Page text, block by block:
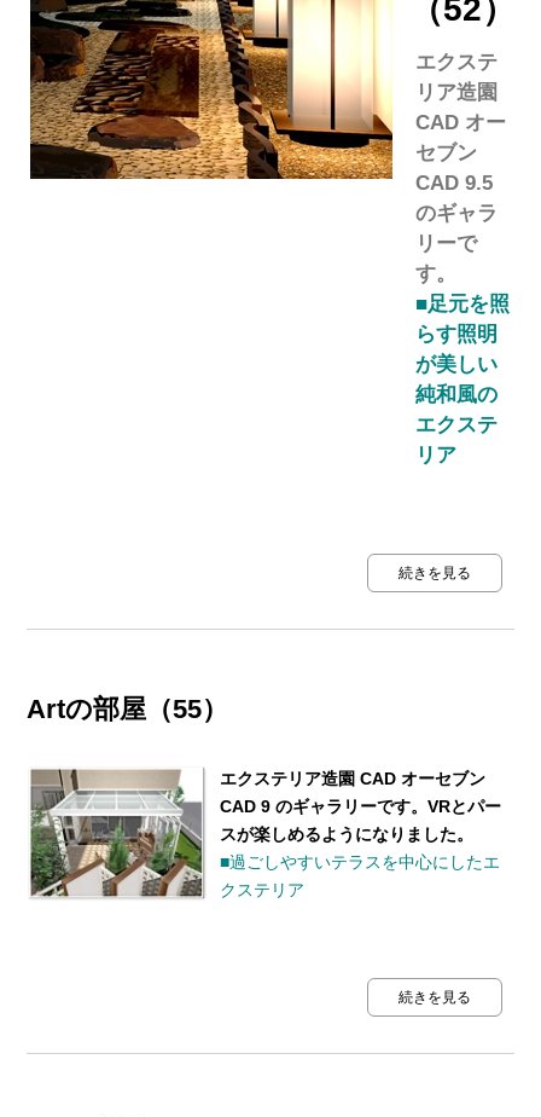
（52）
エクステ
リア造園
CAD オー
セブン
CAD 9.5
のギャラ
リーで
す。
■足元を照
らす照明
が美しい
純和風の
エクステ
リア
続きを見る
Artの部屋（55）
エクステリア造園 CAD オーセブン
CAD 9 のギャラリーです。VRとパー
スが楽しめるようになりました。
■過ごしやすいテラスを中心にしたエ
クステリア
続きを見る